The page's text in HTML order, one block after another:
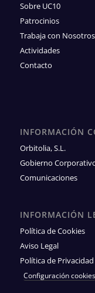
Sobre UC10
Patrocinios
Trabaja con Nosotros
Actividades
Contacto
INFORMACIÓN
Orbitolia, S.L.
Gobierno
Comunicaciones
INFORMACIÓN
Política de Cookies
Aviso Legal
Política de Privacidad
Configuración cookies